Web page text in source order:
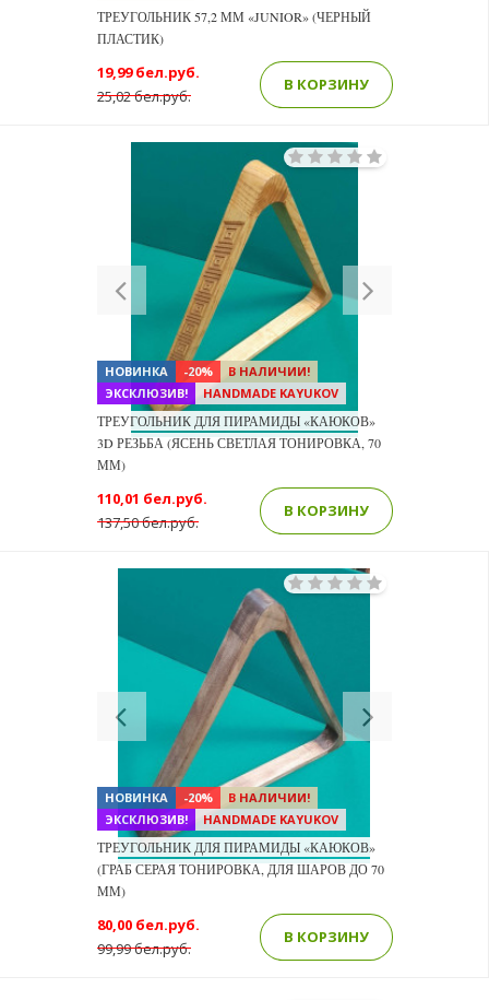
ТРЕУГОЛЬНИК 57,2 ММ «JUNIOR» (ЧЕРНЫЙ
ПЛАСТИК)
25,02 бел.руб.
19,99 бел.руб.
В КОРЗИНУ
Previous
НОВИНКА -20%
В НАЛИЧИИ!
ЭКСКЛЮЗИВ!
HANDMADE KAYUKOV
ТРЕУГОЛЬНИК ДЛЯ ПИРАМИДЫ «КАЮКОВ»
3D РЕЗЬБА (ЯСЕНЬ СВЕТЛАЯ ТОНИРОВКА, 70
ММ)
137,50 бел.руб.
110,01 бел.руб.
В КОРЗИНУ
Previous
НОВИНКА -20%
В НАЛИЧИИ!
ЭКСКЛЮЗИВ!
HANDMADE KAYUKOV
ТРЕУГОЛЬНИК ДЛЯ ПИРАМИДЫ «КАЮКОВ»
(ГРАБ СЕРАЯ ТОНИРОВКА, ДЛЯ ШАРОВ ДО 70
ММ)
99,99 бел.руб.
80,00 бел.руб.
В КОРЗИНУ